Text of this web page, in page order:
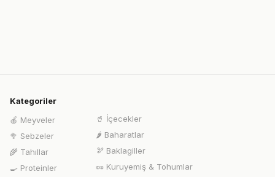
Kategoriler
🍎 Meyveler
🥦 Sebzeler
🌾 Tahıllar
🍳 Proteinler
🥤 İçecekler
🌶️ Baharatlar
🫘 Baklagiller
🥜 Kuruyemiş & Tohumlar